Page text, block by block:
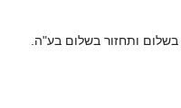
ותחזור בשלום בע"ה.